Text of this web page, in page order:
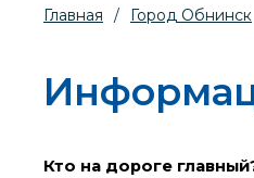
Главная / Город Обнинск
Кто на дороге